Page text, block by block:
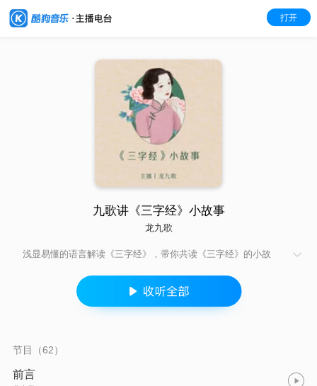
打开
九歌讲《三字经》小故事
龙九歌
浅显易懂的语言解读《三字经》，带你共读《三字经》的小故
节目（62）
前言